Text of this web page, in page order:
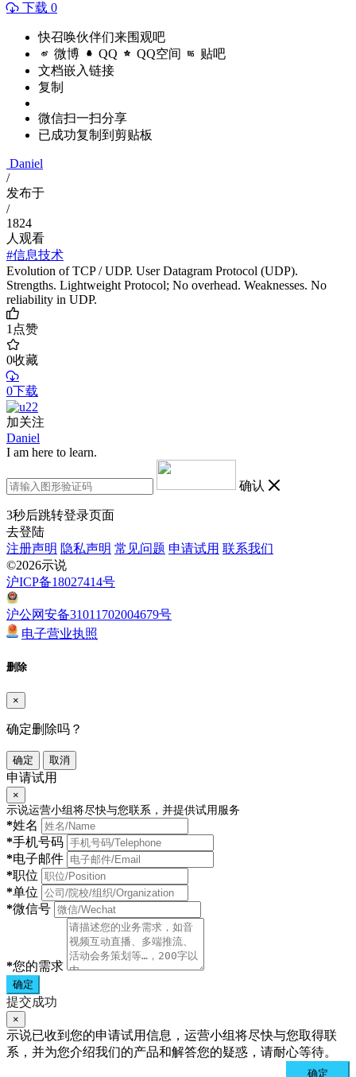
下载 0
快召唤伙伴们来围观吧
微博 QQ QQ空间 贴吧
文档嵌入链接
复制
微信扫一扫分享
已成功复制到剪贴板
Daniel
/
发布于
/
1824
人观看
#信息技术
Evolution of TCP / UDP. User Datagram Protocol (UDP).
Strengths. Lightweight Protocol; No overhead. Weaknesses. No
reliability in UDP.
1点赞
0收藏
0下载
加关注
Daniel
I am here to learn.
确认
3秒后跳转登录页面
去登陆
注册声明 隐私声明 常见问题 申请试用 联系我们
©2026示说
沪ICP备18027414号
沪公网安备31011702004679号
电子营业执照
删除
×
确定删除吗？
确定 取消
申请试用
×
示说运营小组将尽快与您联系，并提供试用服务
*姓名
*手机号码
*电子邮件
*职位
*单位
*微信号
*您的需求
确定
提交成功
×
示说已收到您的申请试用信息，运营小组将尽快与您取得联
系，并为您介绍我们的产品和解答您的疑惑，请耐心等待。
确定